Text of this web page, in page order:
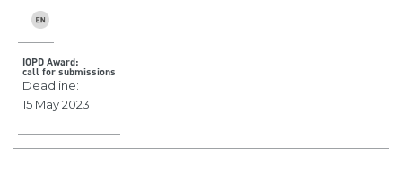
IOPD Award:
call for submissions
Deadline:
15 May 2023